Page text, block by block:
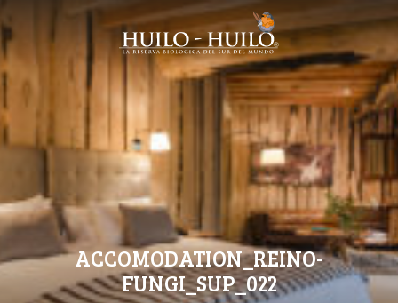
ACCOMODATION_REINO-
FUNGI_SUP_022